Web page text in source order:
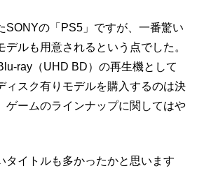
SONYの「PS5」ですが、一番驚い
デルも用意されるという点でした。
ray（UHD BD）の再生機として
ィスク有りモデルを購入するのは決
ゲームのラインナップに関してはや
タイトルも多かったかと思います